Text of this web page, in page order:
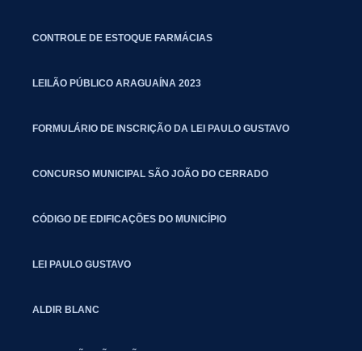
CONTROLE DE ESTOQUE FARMÁCIAS
LEILÃO PÚBLICO ARAGUAÍNA 2023
FORMULÁRIO DE INSCRIÇÃO DA LEI PAULO GUSTAVO
CONCURSO MUNICIPAL SÃO JOÃO DO CERRADO
CÓDIGO DE EDIFICAÇÕES DO MUNICÍPIO
LEI PAULO GUSTAVO
ALDIR BLANC